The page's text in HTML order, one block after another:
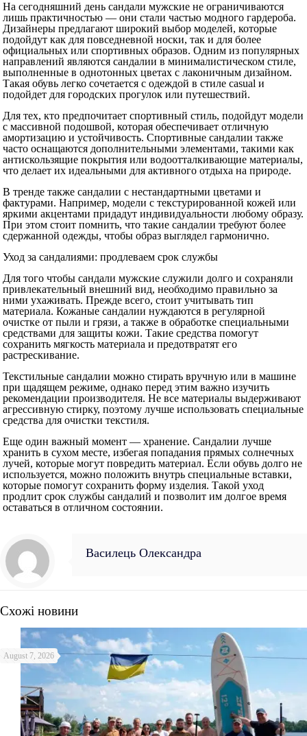
На сегодняшний день сандали мужские не ограничиваются
лишь практичностью — они стали частью модного гардероба.
Дизайнеры предлагают широкий выбор моделей, которые
подойдут как для повседневной носки, так и для более
официальных или спортивных образов. Одним из популярных
направлений являются сандалии в минималистическом стиле,
выполненные в однотонных цветах с лаконичным дизайном.
Такая обувь легко сочетается с одеждой в стиле casual и
подойдет для городских прогулок или путешествий.
Для тех, кто предпочитает спортивный стиль, подойдут модели
с массивной подошвой, которая обеспечивает отличную
амортизацию и устойчивость. Спортивные сандалии также
часто оснащаются дополнительными элементами, такими как
антискользящие покрытия или водоотталкивающие материалы,
что делает их идеальными для активного отдыха на природе.
В тренде также сандалии с нестандартными цветами и
фактурами. Например, модели с текстурированной кожей или
яркими акцентами придадут индивидуальности любому образу.
При этом стоит помнить, что такие сандалии требуют более
сдержанной одежды, чтобы образ выглядел гармонично.
Уход за сандалиями: продлеваем срок службы
Для того чтобы сандали мужские служили долго и сохраняли
привлекательный внешний вид, необходимо правильно за
ними ухаживать. Прежде всего, стоит учитывать тип
материала. Кожаные сандалии нуждаются в регулярной
очистке от пыли и грязи, а также в обработке специальными
средствами для защиты кожи. Такие средства помогут
сохранить мягкость материала и предотвратят его
растрескивание.
Текстильные сандалии можно стирать вручную или в машине
при щадящем режиме, однако перед этим важно изучить
рекомендации производителя. Не все материалы выдерживают
агрессивную стирку, поэтому лучше использовать специальные
средства для очистки текстиля.
Еще один важный момент — хранение. Сандалии лучше
хранить в сухом месте, избегая попадания прямых солнечных
лучей, которые могут повредить материал. Если обувь долго не
используется, можно положить внутрь специальные вставки,
которые помогут сохранить форму изделия. Такой уход
продлит срок службы сандалий и позволит им долгое время
оставаться в отличном состоянии.
Василець Олександра
Схожі новини
August 7, 2026